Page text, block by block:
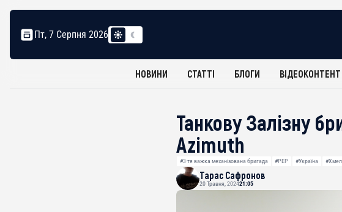
Пт, 7 Серпня 2026
НОВИНИ СТАТТІ БЛОГИ ВІДЕОКОНТЕНТ
Танкову Залізну
Azimuth
#3-тя важка механізована бригада #РЕР #Україна
Тарас Сафронов
20 Травня, 202421:05